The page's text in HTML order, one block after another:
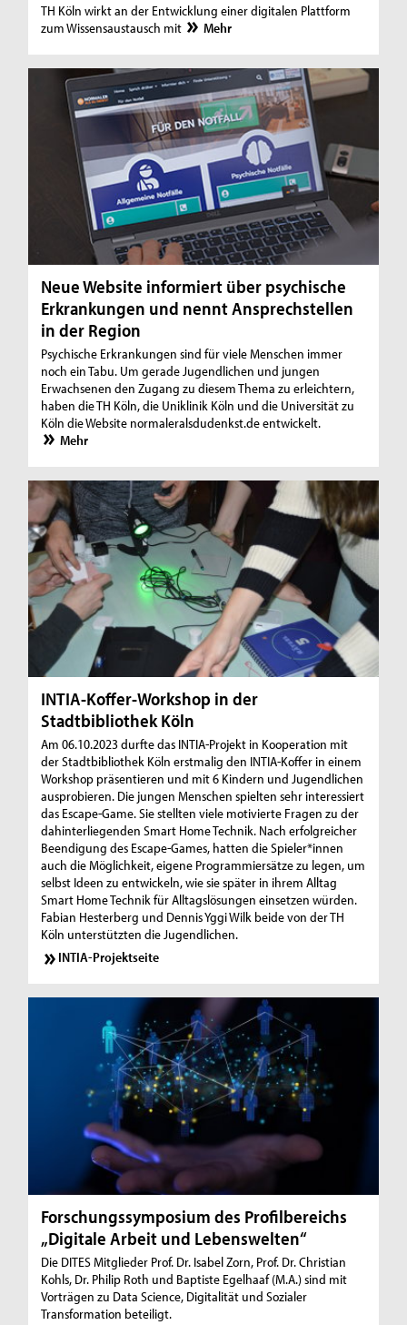
TH Köln wirkt an der Entwicklung einer digitalen Plattform
zum Wissensaustausch mit
Mehr
Neue Website informiert über psychische
Erkrankungen und nennt Ansprechstellen
in der Region
Psychische Erkrankungen sind für viele Menschen immer
noch ein Tabu. Um gerade Jugendlichen und jungen
Erwachsenen den Zugang zu diesem Thema zu erleichtern,
haben die TH Köln, die Uniklinik Köln und die Universität zu
Köln die Website normaleralsdudenkst.de entwickelt.
Mehr
INTIA-Koffer-Workshop in der
Stadtbibliothek Köln
Am 06.10.2023 durfte das INTIA-Projekt in Kooperation mit
der Stadtbibliothek Köln erstmalig den INTIA-Koffer in einem
Workshop präsentieren und mit 6 Kindern und Jugendlichen
ausprobieren. Die jungen Menschen spielten sehr interessiert
das Escape-Game. Sie stellten viele motivierte Fragen zu der
dahinterliegenden Smart Home Technik. Nach erfolgreicher
Beendigung des Escape-Games, hatten die Spieler*innen
auch die Möglichkeit, eigene Programmiersätze zu legen, um
selbst Ideen zu entwickeln, wie sie später in ihrem Alltag
Smart Home Technik für Alltagslösungen einsetzen würden.
Fabian Hesterberg und Dennis Yggi Wilk beide von der TH
Köln unterstützten die Jugendlichen.
INTIA-Projektseite
Forschungssymposium des Profilbereichs
„Digitale Arbeit und Lebenswelten“
Die DITES Mitglieder Prof. Dr. Isabel Zorn, Prof. Dr. Christian
Kohls, Dr. Philip Roth und Baptiste Egelhaaf (M.A.) sind mit
Vorträgen zu Data Science, Digitalität und Sozialer
Transformation beteiligt.